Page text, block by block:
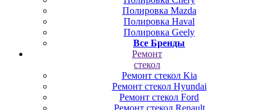
Полировка Mazda
Полировка Haval
Полировка Geely
Все Бренды
Ремонт
стекол
Ремонт стекол Kia
Ремонт стекол Hyundai
Ремонт стекол Ford
Ремонт стекол Renault